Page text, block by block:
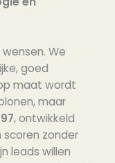
We
goed
maat wordt
maar
, ontwikkeld
scoren zonder
leads willen